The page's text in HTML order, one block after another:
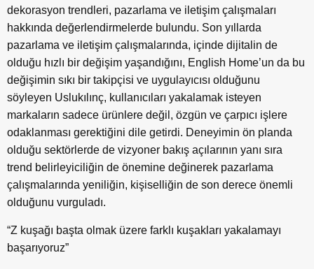
dekorasyon trendleri, pazarlama ve iletişim çalışmaları
hakkında değerlendirmelerde bulundu. Son yıllarda
pazarlama ve iletişim çalışmalarında, içinde dijitalin de
olduğu hızlı bir değişim yaşandığını, English Home’un da bu
değişimin sıkı bir takipçisi ve uygulayıcısı olduğunu
söyleyen Uslukılınç, kullanıcıları yakalamak isteyen
markaların sadece ürünlere değil, özgün ve çarpıcı işlere
odaklanması gerektiğini dile getirdi. Deneyimin ön planda
olduğu sektörlerde de vizyoner bakış açılarının yanı sıra
trend belirleyiciliğin de önemine değinerek pazarlama
çalışmalarında yeniliğin, kişiselliğin de son derece önemli
olduğunu vurguladı.
“Z kuşağı başta olmak üzere farklı kuşakları yakalamayı
başarıyoruz”